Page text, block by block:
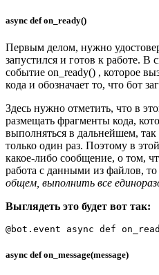
async def on_ready()
Первым делом, нужно
запустился и готов к работе. В
событие on_ready() , которое
кода и обозначает то, что бот
Здесь нужно отметить, что в
размещать фрагменты кода,
выполняться в дальнейшем,
только один раз. Поэтому в
какое-либо сообщение, о том,
работа с данными из файлов,
общем, выполнить все
Выглядеть это будет вот так:
@bot . event async def
async def on_message(message)